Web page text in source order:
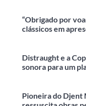
“Obrigado por
clássicos em
Distraught e a
sonora para um
Pioneira do Djent